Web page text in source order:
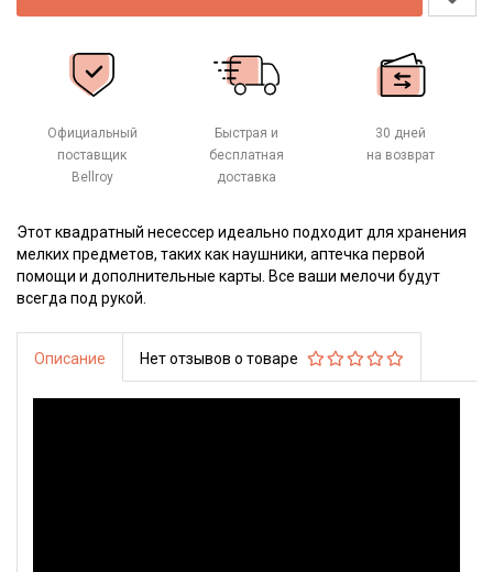
Официальный
поставщик
Bellroy
Быстрая и
бесплатная
доставка
30 дней
на возврат
Этот квадратный несессер идеально подходит для хранения
мелких предметов, таких как наушники, аптечка первой
помощи и дополнительные карты. Все ваши мелочи будут
всегда под рукой.
Описание Нет отзывов о товаре